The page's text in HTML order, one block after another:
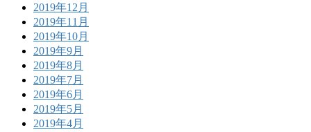
2019年12月
2019年11月
2019年10月
2019年9月
2019年8月
2019年7月
2019年6月
2019年5月
2019年4月